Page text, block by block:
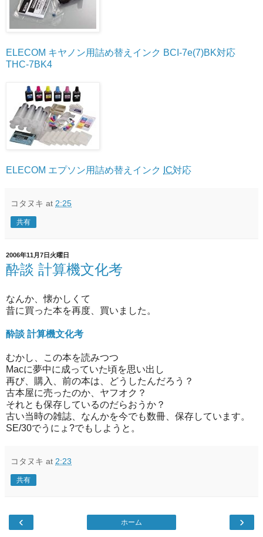
ELECOM キヤノン用詰め替えインク BCI -7e(7)BK対応
THC-7BK4
ELECOM エプソン用詰め替えインク IC対応
コタヌキ at 2:25
共有
2006年11月7日火曜日
酔談 計算機文化考
なんか、懐かしくて
昔に買った本を再度、買いました。
酔談 計算機文化考
むかし、この本を読みつつ
Macに夢中に成っていた頃を思い出し
再び、購入、前の本は、どうしたんだろう？
古本屋に売ったのか、ヤフオク？
それとも保存しているのだらおうか？
古い当時の雑誌、なんかを今でも数冊、保存しています。
SE/30でうにょ?でもしようと。
コタヌキ at 2:23
共有
‹ ›
ホーム